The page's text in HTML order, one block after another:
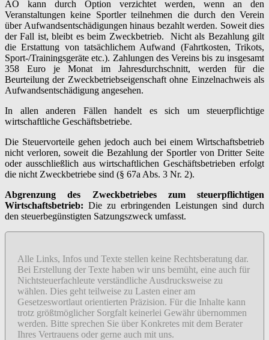
AO kann durch Option verzichtet werden, wenn an den
Veranstaltungen keine Sportler teilnehmen die durch den Verein
über Aufwandsentschädigungen hinaus bezahlt werden. Soweit dies
der Fall ist, bleibt es beim Zweckbetrieb. Nicht als Bezahlung gilt
die Erstattung von tatsächlichem Aufwand (Fahrtkosten, Trikots,
Sport-/Trainingsgeräte etc.). Zahlungen des Vereins bis zu insgesamt
358 Euro je Monat im Jahresdurchschnitt, werden für die
Beurteilung der Zweckbetriebseigenschaft ohne Einzelnachweis als
Aufwandsentschädigung angesehen.
In allen anderen Fällen handelt es sich um steuerpflichtige
wirtschaftliche Geschäftsbetriebe.
Die Steuervorteile gehen jedoch auch bei einem Wirtschaftsbetrieb
nicht verloren, soweit die Bezahlung der Sportler von Dritter Seite
oder ausschließlich aus wirtschaftlichen Geschäftsbetrieben erfolgt
die nicht Zweckbetriebe sind (§ 67a Abs. 3 Nr. 2).
Abgrenzung des Zweckbetriebes zum steuerpflichtigen
Wirtschaftsbetrieb: Die zu erbringenden Leistungen sind durch
den steuerbegünstigten Satzungszweck umfasst.
Alle Links, Infos und Texte stellen keine Rechtsberatung dar.
Bei Erstellung der Texte haben wir uns bemüht, eine auch für
Nichtsteuerfachleute verständliche Ausdrucksweise zu
wählen. Dies geht teilweise zu Lasten einer am
Gesetzeswortlaut orientierten Präzision. Für die Inhalte kann
trotz größtmöglicher Sorgfalt keinerlei Gewähr übernommen
werden. Bitte sprechen Sie über Konkretes mit dem Berater
Ihres Vertrauens oder gerne auch mit uns.